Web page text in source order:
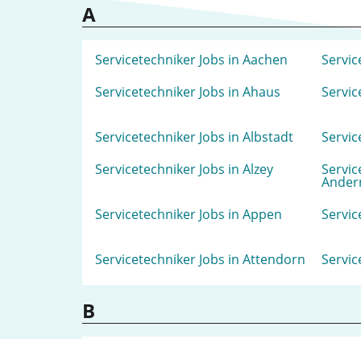
A
Servicetechniker Jobs in Aachen
Servicetechniker Jobs in Ahaus
Servicetechniker Jobs in Albstadt
Servicetechniker Jobs in Alzey
Servicetechniker Jobs in Appen
Servicetechniker Jobs in Attendorn
B